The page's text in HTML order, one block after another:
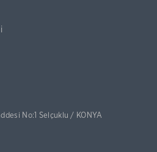
No:1 Selçuklu / KONYA